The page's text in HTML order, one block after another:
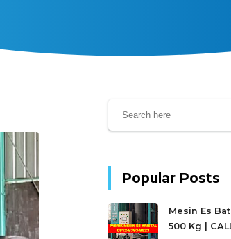
Popular Posts
Mesin Es
500 Kg |